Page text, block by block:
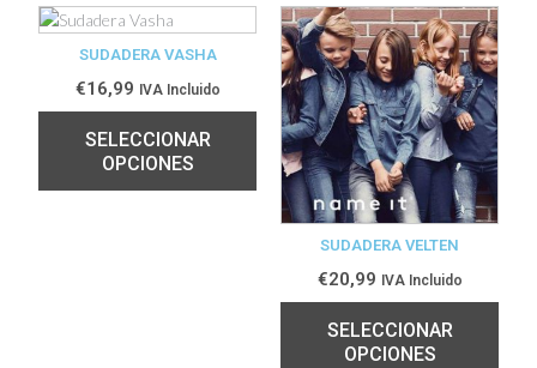
SUDADERA VASHA
€16,99 IVA Incluido
SELECCIONAR
OPCIONES
SUDADERA VELTEN
€20,99 IVA Incluido
SELECCIONAR
OPCIONES